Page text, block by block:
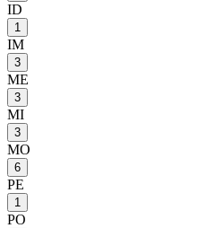
ID
1
IM
3
ME
3
MI
3
MO
6
PE
1
PO